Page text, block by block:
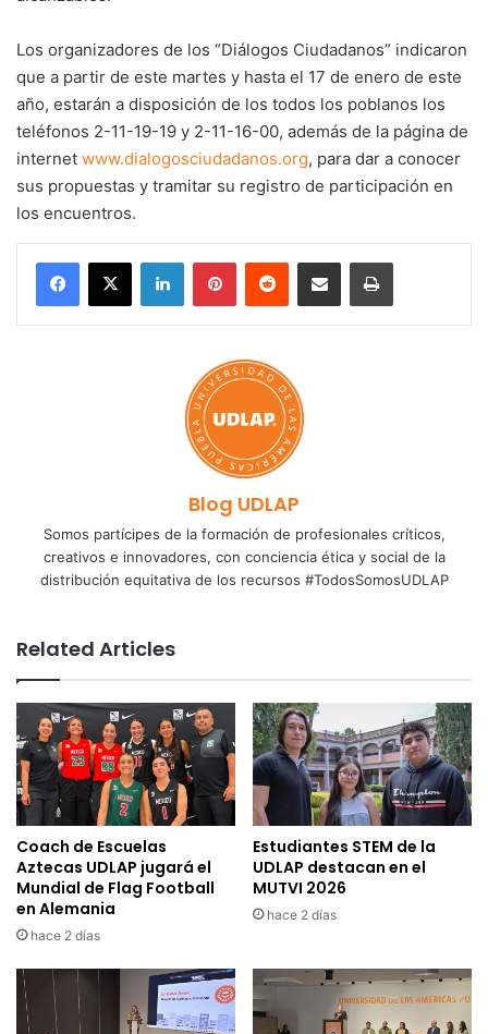
Los organizadores de los “Diálogos Ciudadanos” indicaron
que a partir de este martes y hasta el 17 de enero de este
año, estarán a disposición de los todos los poblanos los
teléfonos 2-11-19-19 y 2-11-16-00, además de la página de
internet www.dialogosciudadanos.org, para dar a conocer
sus propuestas y tramitar su registro de participación en
los encuentros.
LinkedInPinterestReddit Share via Email Print
Blog UDLAP
Somos partícipes de la formación de profesionales críticos,
creativos e innovadores, con conciencia ética y social de la
distribución equitativa de los recursos #TodosSomosUDLAP
Related Articles
Coach de Escuelas
Aztecas UDLAP jugará el
Mundial de Flag Football
en Alemania
hace 2 días
Estudiantes STEM de la
UDLAP destacan en el
MUTVI 2026
hace 2 días